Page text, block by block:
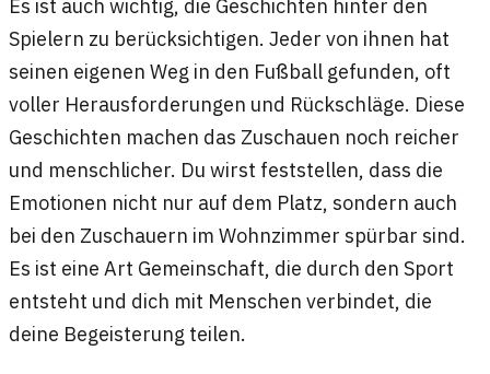
Es ist auch wichtig, die Geschichten hinter den
Spielern zu berücksichtigen. Jeder von ihnen hat
seinen eigenen Weg in den Fußball gefunden, oft
voller Herausforderungen und Rückschläge. Diese
Geschichten machen das Zuschauen noch reicher
und menschlicher. Du wirst feststellen, dass die
Emotionen nicht nur auf dem Platz, sondern auch
bei den Zuschauern im Wohnzimmer spürbar sind.
Es ist eine Art Gemeinschaft, die durch den Sport
entsteht und dich mit Menschen verbindet, die
deine Begeisterung teilen.